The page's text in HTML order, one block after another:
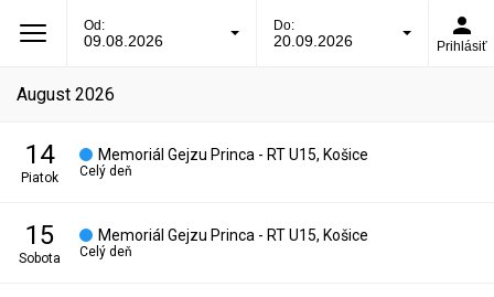
Od:
09.08.2026
Do:
20.09.2026 Prihlásiť
august 2026
14
piatok
Memoriál Gejzu Princa - RT U15, Košice
Celý deň
15
sobota
Memoriál Gejzu Princa - RT U15, Košice
Celý deň